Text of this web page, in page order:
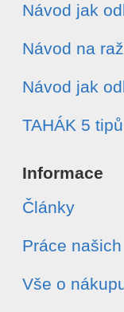
Návod jak
Návod na
Návod jak
TAHÁK 5 tipů
Informace
Články
Práce
Vše o